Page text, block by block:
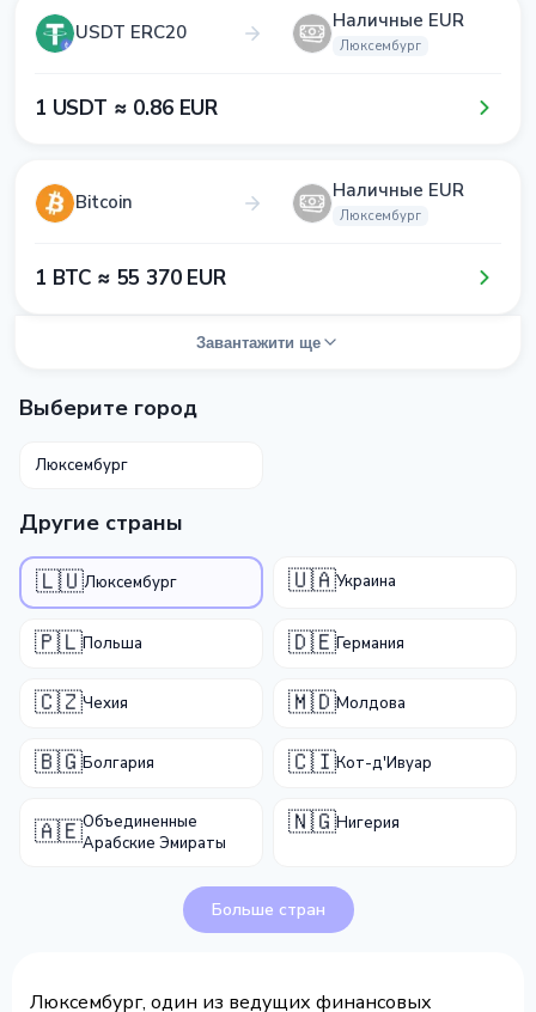
USDT ERC20 Наличные EUR
Люксембург
1​ USDT ≈ 0​.8​6​ EUR
Bitcoin Наличные EUR
Люксембург
1​ BTC ≈ 5​5​ 3​7​0​ EUR
Завантажити ще
Выберите город
Люксембург
Другие страны
🇱🇺Люксембург 🇺🇦Украина
🇵🇱Польша 🇩🇪Германия
🇨🇿Чехия 🇲🇩Молдова
🇧🇬Болгария 🇨🇮Кот-д'Ивуар
🇦🇪Объединенные
Арабские Эмираты
🇳🇬Нигерия
Больше стран
Люксембург, один из ведущих финансовых